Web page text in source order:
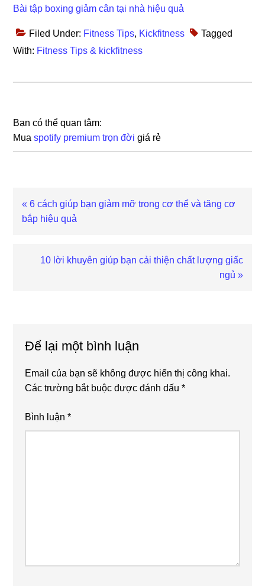
Bài tập boxing giảm cân tại nhà hiệu quả
Filed Under: Fitness Tips, Kickfitness
Tagged
With: Fitness Tips & kickfitness
Bạn có thể quan tâm:
Muaspotify premium trọn đời giá rẻ
Previous
Post:
« 6 cách giúp bạn giảm mỡ trong cơ thể và tăng cơ
bắp hiệu quả
Next
10 lời khuyên giúp bạn cải thiện chất lượng giấc
ngủ »
Để lại một bình luận
Email của bạn sẽ không được hiển thị công khai.
Các trường bắt buộc được đánh dấu*
Bình luận*